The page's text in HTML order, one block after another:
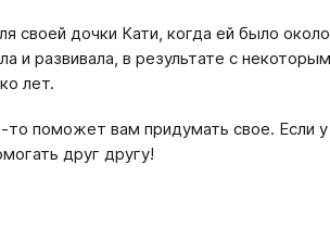
своей дочки Кати, когда ей было
и развивала, в результате с
лет.
поможет вам придумать свое. Если у
друг другу!